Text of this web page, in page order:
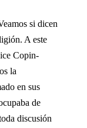
si dicen
A este
Copin-
la
en sus
de
discusión